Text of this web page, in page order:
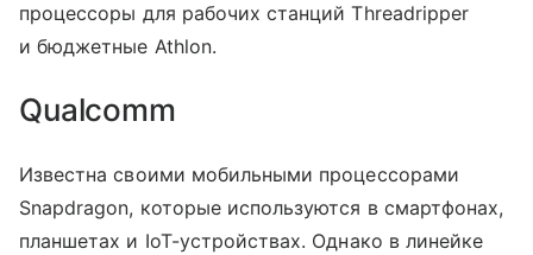
процессоры для рабочих станций Threadripper
и бюджетные Athlon.
Qualcomm
Известна своими мобильными процессорами
Snapdragon, которые используются в смартфонах,
планшетах и IoT-устройствах. Однако в линейке